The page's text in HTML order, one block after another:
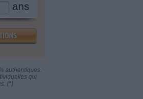
ans
authentiques.
qui
(*)